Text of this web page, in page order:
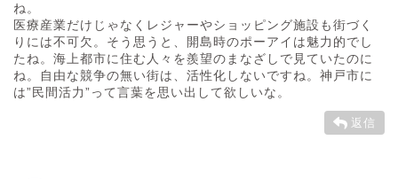
ね。
医療産業だけじゃなくレジャーやショッピング施設も街づく
りには不可欠。そう思うと、開島時のポーアイは魅力的でし
たね。海上都市に住む人々を羨望のまなざしで見ていたのに
ね。自由な競争の無い街は、活性化しないですね。神戸市に
は”民間活力”って言葉を思い出して欲しいな。
返信